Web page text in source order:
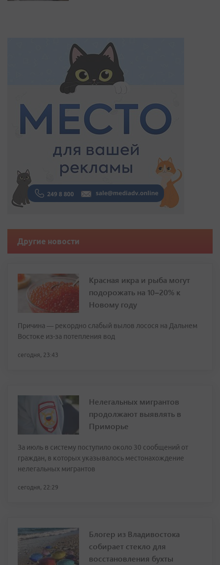
Другие новости
Красная икра и рыба могут
подорожать на 10–20% к
Новому году
Причина — рекордно слабый вылов лосося на Дальнем
Востоке из-за потепления вод
сегодня, 23:43
Нелегальных мигрантов
продолжают выявлять в
Приморье
За июль в систему поступило около 30 сообщений от
граждан, в которых указывалось местонахождение
нелегальных мигрантов
сегодня, 22:29
Блогер из Владивостока
собирает стекло для
восстановления бухты